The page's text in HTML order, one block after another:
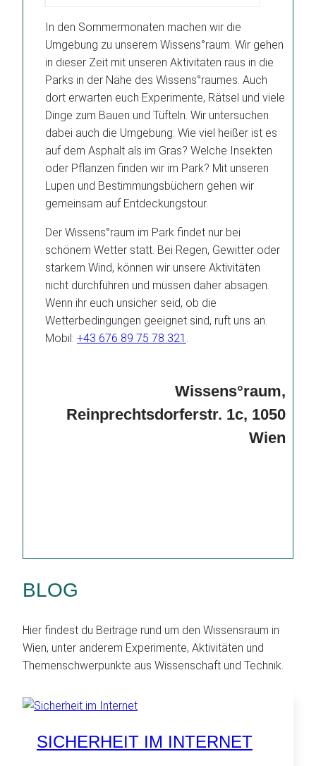
In den Sommermonaten machen wir die
Umgebung zu unserem Wissens°raum. Wir gehen
in dieser Zeit mit unseren Aktivitäten raus in die
Parks in der Nähe des Wissens°raumes. Auch
dort erwarten euch Experimente, Rätsel und viele
Dinge zum Bauen und Tüfteln. Wir untersuchen
dabei auch die Umgebung: Wie viel heißer ist es
auf dem Asphalt als im Gras? Welche Insekten
oder Pflanzen finden wir im Park? Mit unseren
Lupen und Bestimmungsbüchern gehen wir
gemeinsam auf Entdeckungstour.
Der Wissens°raum im Park findet nur bei
schönem Wetter statt. Bei Regen, Gewitter oder
starkem Wind, können wir unsere Aktivitäten
nicht durchführen und müssen daher absagen.
Wenn ihr euch unsicher seid, ob die
Wetterbedingungen geeignet sind, ruft uns an.
Mobil: +43 676 89 75 78 321 .
Wissens°raum,
Reinprechtsdorferstr. 1c, 1050
Wien
BLOG
Hier findest du Beiträge rund um den Wissensraum in
Wien, unter anderem Experimente, Aktivitäten und
Themenschwerpunkte aus Wissenschaft und Technik.
SICHERHEIT IM INTERNET